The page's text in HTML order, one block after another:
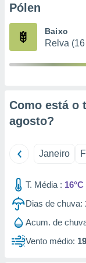
qual se
seu
ou opor-
qualquer
de
num
para
Pólen
Baixo
Relva (16
Como está o
agosto?
Janeiro
T. Média : 16°C
Dias de chuva:
Acum. de
Vento médio: